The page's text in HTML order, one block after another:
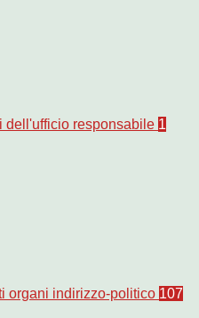
dell'ufficio responsabile 1
organi indirizzo-politico 107